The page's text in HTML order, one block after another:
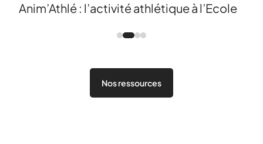
Anim’Athlé : l’activité athlétique à l’Ecole
Nos ressources